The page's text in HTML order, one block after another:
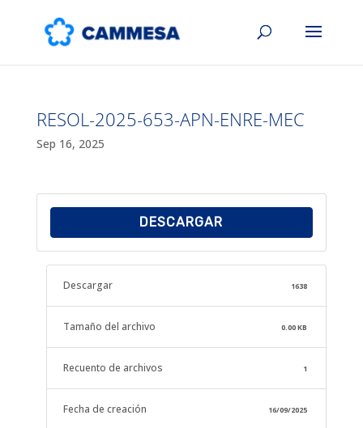
RESOL-2025-653-APN-ENRE-MEC
Sep 16, 2025
DESCARGAR
Descargar 1638
Tamaño del archivo 0.00 KB
Recuento de archivos 1
Fecha de creación 16/09/2025